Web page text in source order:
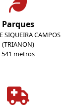
Parques
SIQUEIRA CAMPOS
(TRIANON)
541 metros